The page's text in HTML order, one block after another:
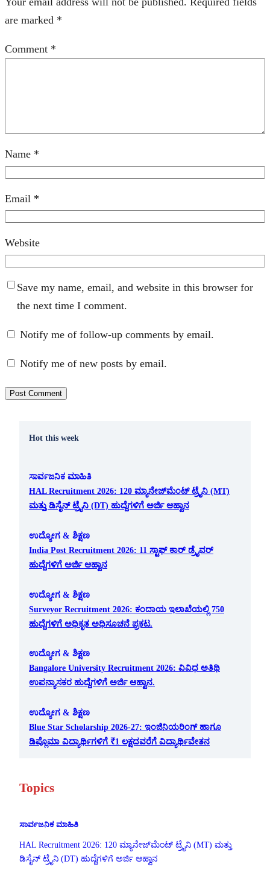
are marked *
Comment *
Name *
Email *
Website
Save my name, email, and website in this browser for
the next time I comment.
Notify me of follow-up comments by email.
Notify me of new posts by email.
Hot this week
ಸಾರ್ವಜನಿಕ ಮಾಹಿತಿ
HAL Recruitment 2026: 120 ಮ್ಯಾನೇಜ್‌ಮೆಂಟ್ ಟ್ರೈನಿ (MT)
ಮತ್ತು ಡಿಸೈನ್ ಟ್ರೈನಿ (DT) ಹುದ್ದೆಗಳಿಗೆ ಅರ್ಜಿ ಆಹ್ವಾನ
ಉದ್ಯೋಗ & ಶಿಕ್ಷಣ
India Post Recruitment 2026: 11 ಸ್ಟಾಫ್ ಕಾರ್ ಡ್ರೈವರ್
ಹುದ್ದೆಗಳಿಗೆ ಅರ್ಜಿ ಆಹ್ವಾನ
ಉದ್ಯೋಗ & ಶಿಕ್ಷಣ
Surveyor Recruitment 2026: ಕಂದಾಯ ಇಲಾಖೆಯಲ್ಲಿ 750
ಹುದ್ದೆಗಳಿಗೆ ಅಧಿಕೃತ ಅಧಿಸೂಚನೆ ಪ್ರಕಟ.
ಉದ್ಯೋಗ & ಶಿಕ್ಷಣ
Bangalore University Recruitment 2026: ವಿವಿಧ ಅತಿಥಿ
ಉಪನ್ಯಾಸಕರ ಹುದ್ದೆಗಳಿಗೆ ಅರ್ಜಿ ಆಹ್ವಾನ.
ಉದ್ಯೋಗ & ಶಿಕ್ಷಣ
Blue Star Scholarship 2026-27: ಇಂಜಿನಿಯರಿಂಗ್ ಹಾಗೂ
ಡಿಪ್ಲೊಮಾ ವಿದ್ಯಾರ್ಥಿಗಳಿಗೆ ₹1 ಲಕ್ಷದವರೆಗೆ ವಿದ್ಯಾರ್ಥಿವೇತನ
Topics
ಸಾರ್ವಜನಿಕ ಮಾಹಿತಿ
HAL Recruitment 2026: 120 ಮ್ಯಾನೇಜ್‌ಮೆಂಟ್ ಟ್ರೈನಿ (MT) ಮತ್ತು
ಡಿಸೈನ್ ಟ್ರೈನಿ (DT) ಹುದ್ದೆಗಳಿಗೆ ಅರ್ಜಿ ಆಹ್ವಾನ